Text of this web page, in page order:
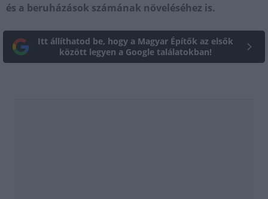
és a beruházások számának növeléséhez is.
Itt állíthatod be, hogy a Magyar Építők az elsők
között legyen a Google találatokban!